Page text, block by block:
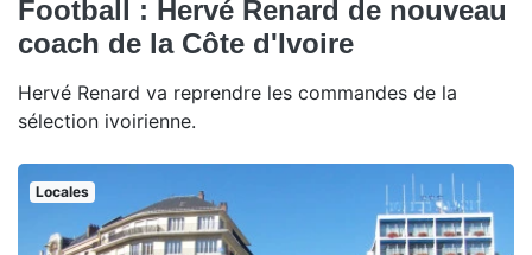
Football : Hervé Renard de nouveau
coach de la Côte d'Ivoire
Hervé Renard va reprendre les commandes de la
sélection ivoirienne.
Locales